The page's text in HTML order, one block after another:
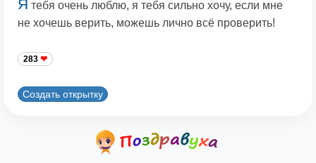
Я тебя очень люблю, я тебя сильно хочу, если мне
не хочешь верить, можешь лично всё проверить!
283
Создать открытку